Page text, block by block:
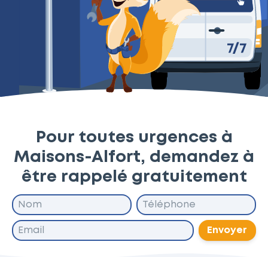
Pour toutes urgences à
Maisons-Alfort, demandez à
être rappelé gratuitement
Envoyer